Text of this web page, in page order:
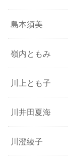
島本須美
嶺内ともみ
川上とも子
川井田夏海
川澄綾子